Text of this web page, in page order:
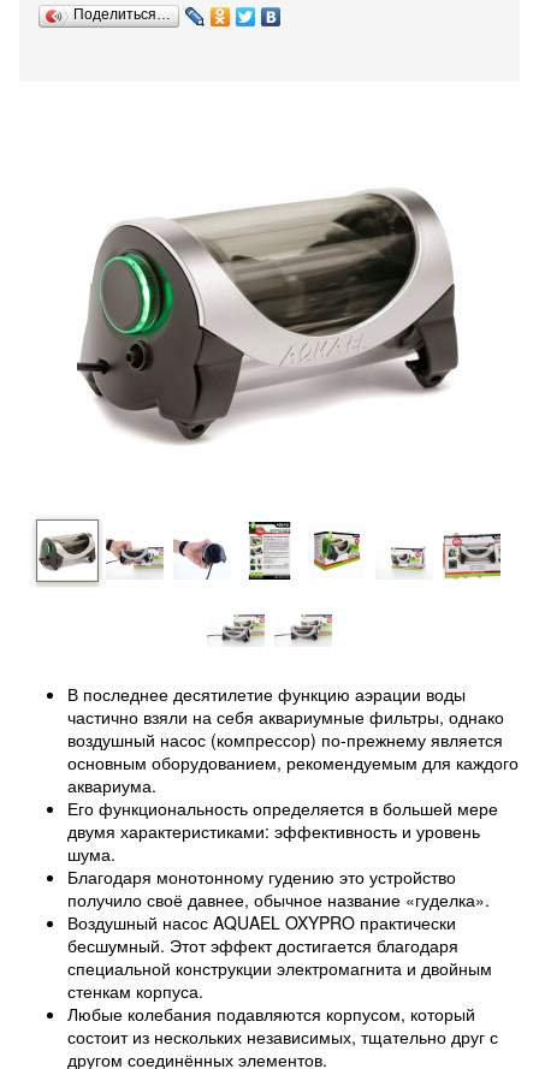
Поделиться…
В последнее десятилетие функцию аэрации воды
частично взяли на себя аквариумные фильтры, однако
воздушный насос (компрессор) по-прежнему является
основным оборудованием, рекомендуемым для каждого
аквариума.
Его функциональность определяется в большей мере
двумя характеристиками: эффективность и уровень
шума.
Благодаря монотонному гудению это устройство
получило своё давнее, обычное название «гуделка».
Воздушный насос AQUAEL OXYPRO практически
бесшумный. Этот эффект достигается благодаря
специальной конструкции электромагнита и двойным
стенкам корпуса.
Любые колебания подавляются корпусом, который
состоит из нескольких независимых, тщательно друг с
другом соединённых элементов.